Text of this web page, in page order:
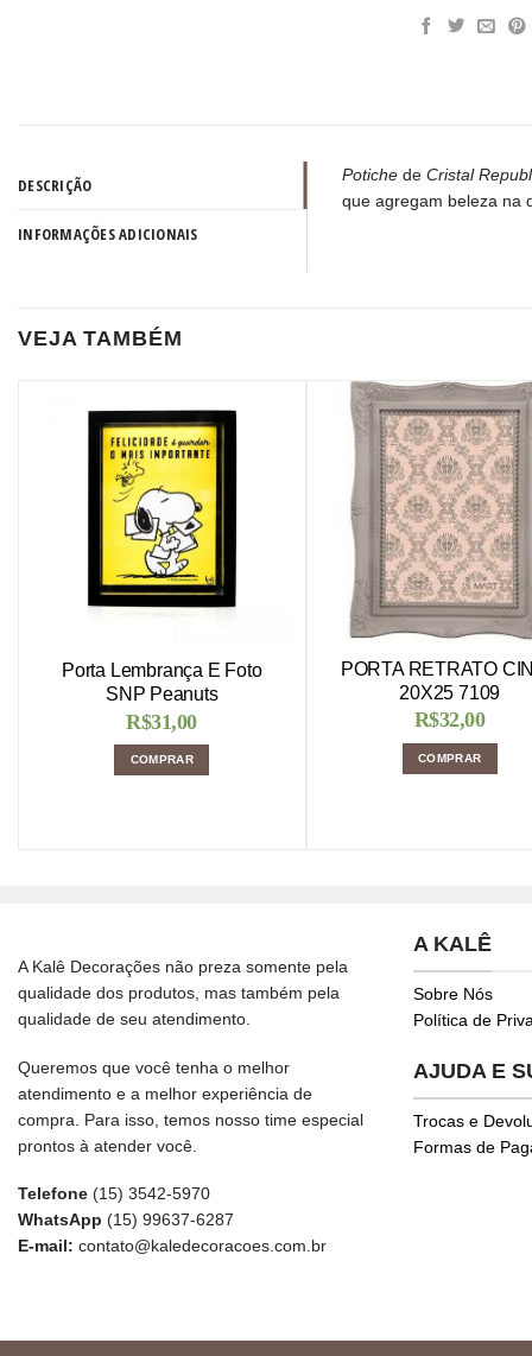
DESCRIÇÃO
INFORMAÇÕES ADICIONAIS
Potiche deCristal
que agregam beleza na
VEJA TAMBÉM
Porta Lembrança E Foto
SNP Peanuts
R$31,00
COMPRAR
PORTA RETRATO
20X25 7109
R$32,00
COMPRAR
A Kalê Decorações não preza somente pela
qualidade dos produtos, mas também pela
qualidade de seu atendimento.
Queremos que você tenha o melhor
atendimento e a melhor experiência de
compra. Para isso, temos nosso time especial
prontos à atender você.
Telefone (15) 3542-5970
WhatsApp (15) 99637-6287
E-mail: contato@kaledecoracoes.com.br
A KALÊ
Sobre Nós
Política de
AJUDA E
Trocas e
Formas de